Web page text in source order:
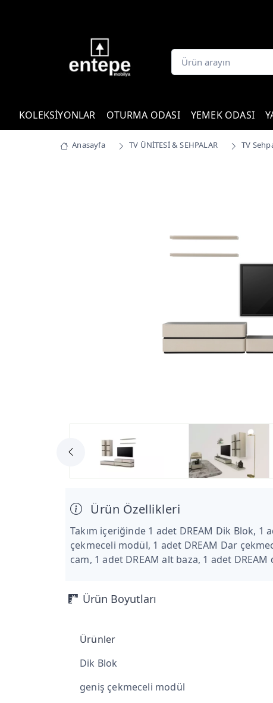
KOLEKSİYONLAR OTURMA ODASI YEMEK ODASI
Anasayfa TV ÜNİTESİ & SEHPALAR TV
Ürün Özellikleri
Takım içeriğinde 1 adet DREAM Dik Blok, 1
çekmeceli modül, 1 adet DREAM Dar
cam, 1 adet DREAM alt baza, 1 adet
Ürün Boyutları
Ürünler
Dik Blok
geniş çekmeceli modül